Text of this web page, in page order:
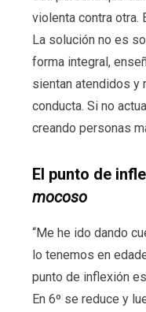
violenta contra otra.
La solución no es
forma integral,
sientan atendidos y
conducta. Si no
creando personas
El punto de
mocoso
“Me he ido dando
lo tenemos en
punto de inflexión
En 6º se reduce y